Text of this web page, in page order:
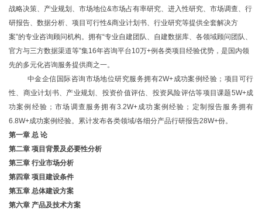
战略决策、产业规划、市场地位&市场占有率研究、进入性研究、市场调查、行
研报告、数据分析、项目可行性&商业计划书、行业研究等提供全套解决方
案”的专业咨询顾问机构。拥有“专业自建团队、自建数据库、各领域顾问团队、
官方与三方数据渠道等”集16年咨询平台10万+例各类项目经验优势， 是国内领
先的多元化咨询服务提供商之一。
中金企信国际咨询市场地位研究服务拥有2W+成功案例经验； 项目可行
性、商业计划书、产业规划、投资价值评估、投资风险评估等项目课题5W+成
功案例经验；市场调查服务拥有3.2W+成功案例经验；定制报告服务拥有
6.8W+成功案例经验。累计发布各类领域/各细分产品行研报告28W+份。
第一章 总 论
第二章 项目背景及必要性分析
第三章 行业市场分析
第四章 项目建设条件
第五章 总体建设方案
第六章 产品及技术方案